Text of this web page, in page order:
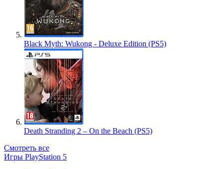
Black Myth: Wukong - Deluxe Edition (PS5)
Death Stranding 2 – On the Beach (PS5)
Смотреть все
Игры PlayStation 5